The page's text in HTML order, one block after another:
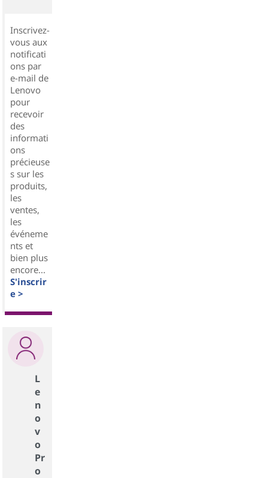
Inscrivez-
vous aux
notificati
ons par
e-mail de
Lenovo
pour
recevoir
des
informati
ons
précieuse
s sur les
produits,
les
ventes,
les
événeme
nts et
bien plus
encore...
S'inscrir
e >
L
e
n
o
v
o
Pr
o